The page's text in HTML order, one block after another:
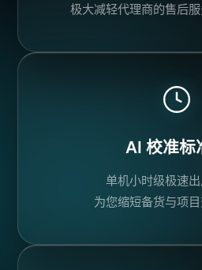
极大减轻代理商的售后
AI 校准标
单机小时级极速出
为您缩短备货与项目